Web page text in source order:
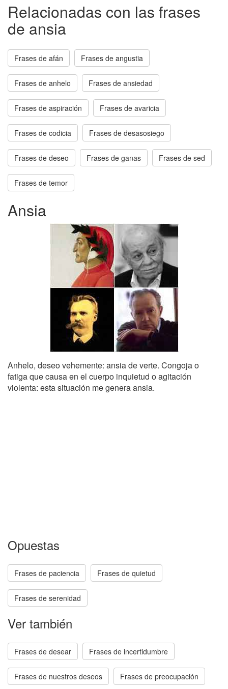
Relacionadas con las frases
de ansia
Frases de afán Frases de angustia
Frases de anhelo Frases de ansiedad
Frases de aspiración Frases de avaricia
Frases de codicia Frases de desasosiego
Frases de deseo Frases de ganas Frases de sed
Frases de temor
Ansia
Anhelo, deseo vehemente: ansia de verte. Congoja o
fatiga que causa en el cuerpo inquietud o agitación
violenta: esta situación me genera ansia.
Opuestas
Frases de paciencia Frases de quietud
Frases de serenidad
Ver también
Frases de desear Frases de incertidumbre
Frases de nuestros deseos Frases de preocupación